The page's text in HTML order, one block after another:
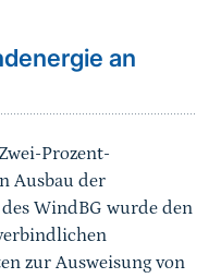
an
Prozent-
Ausbau der
WindBG wurde den
zur Ausweisung von